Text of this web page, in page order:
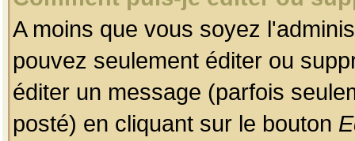
A moins que vous soyez
pouvez seulement éditer ou
éditer un message (parfois
posté) en cliquant sur le bouton